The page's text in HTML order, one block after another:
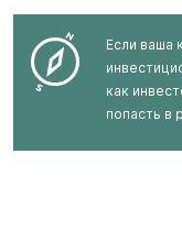
Если ваша
как
попасть в